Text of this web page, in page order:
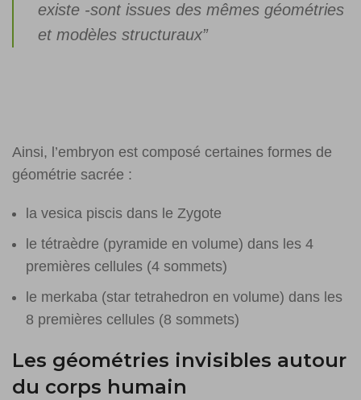
existe -sont issues des mêmes géométries
et modèles structuraux”
Ainsi, l’embryon est composé certaines formes de
géométrie sacrée :
la vesica piscis dans le Zygote
le tétraèdre (pyramide en volume) dans les 4
premières cellules (4 sommets)
le merkaba (star tetrahedron en volume) dans les
8 premières cellules (8 sommets)
Les géométries invisibles autour
du corps humain